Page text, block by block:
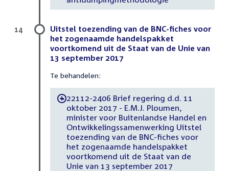
Uitstel toezending van de BNC-fiches voor
het zogenaamde handelspakket
voortkomend uit de Staat van de Unie van
13 september 2017
Te behandelen:
-22112-2406 Brief regering d.d. 11
oktober 2017 - E.M.J. Ploumen,
minister voor Buitenlandse Handel en
Ontwikkelingssamenwerking Uitstel
toezending van de BNC-fiches voor
het zogenaamde handelspakket
voortkomend uit de Staat van de
Unie van 13 september 2017
14